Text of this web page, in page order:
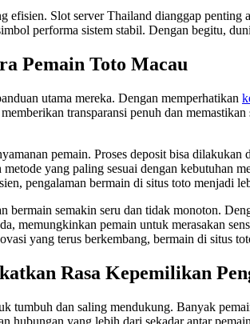
Slot server Thailand dianggap penting
performa sistem stabil. Dengan begitu,
Pemain Toto Macau
utama mereka. Dengan memperhatikan
transparansi penuh dan
pemain. Proses deposit bisa
yang paling sesuai dengan kebutuhan
pengalaman bermain di situs toto menjadi
bermain semakin seru dan tidak monoton.
memungkinkan pemain untuk merasakan
yang terus berkembang, bermain di situs
Rasa Kepemilikan
tumbuh dan saling mendukung. Banyak
hubungan yang lebih dari sekadar antar